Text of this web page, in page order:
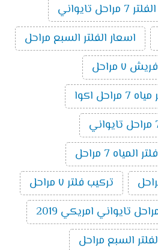
تايواني
اسعار الفلتر السبع مراحل
٧ مراحل
اكوا
7 مراحل
تركيب فلتر ٧ مراحل
السبع مراحل